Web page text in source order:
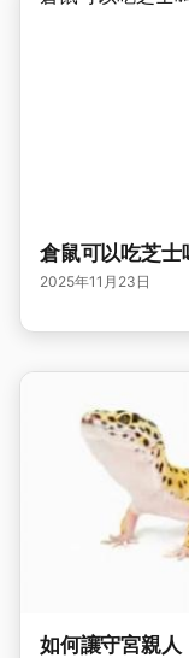
倉鼠可以吃芝士
2025年11月23日
如何讓守宮親人